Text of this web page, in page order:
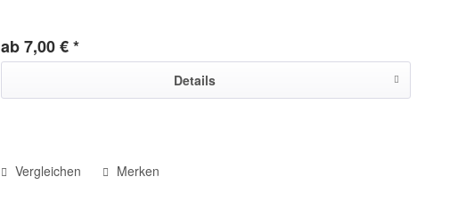
ab 7,00 € *
Details
Vergleichen Merken